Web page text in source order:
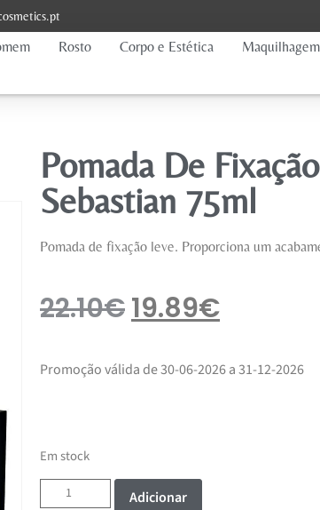
Rosto Corpo e Estética Maquilhagem
Pomada De
Sebastian 75ml
Pomada de fixação leve. Proporciona um
22.10€19.89€
Promoção válida de 30-06-2026 a 31-12-2026
Em stock
Adicionar